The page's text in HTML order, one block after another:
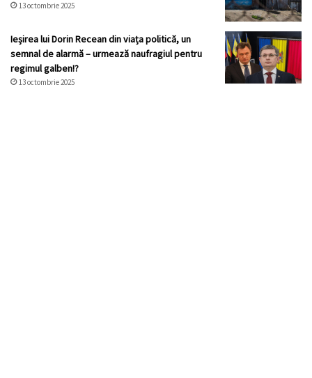
13 octombrie 2025
Ieșirea lui Dorin Recean din viața politică, un
semnal de alarmă – urmează naufragiul pentru
regimul galben!?
13 octombrie 2025